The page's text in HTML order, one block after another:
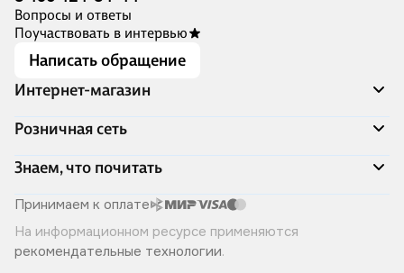
Вопросы и ответы
Поучаствовать в интервью
Написать обращение
Интернет-магазин
Акции
Доставка и оплата
Программа лояльности
Подарочные сертификаты
Правила продажи
Политика конфиденциальности
Розничная сеть
Адреса магазинов
Книжный Дозор
О компании
Читай-город для бизнеса
Хотите у нас работать?
Знаем, что почитать
Скоро в продаже
Лучшие из лучших
Читай-журнал
Принимаем к оплате
На информационном ресурсе применяются
рекомендательные технологии.